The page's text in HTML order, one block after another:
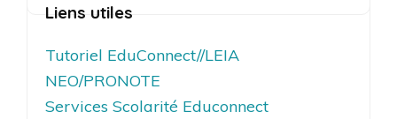
Liens utiles
Tutoriel EduConnect//LEIA
NEO/PRONOTE
Services Scolarité Educonnect